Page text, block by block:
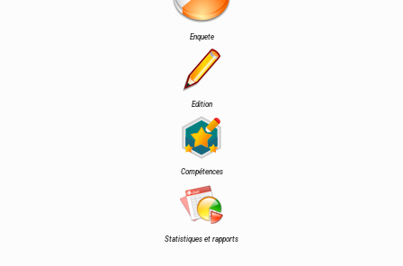
Enquete
Edition
Compétences
Statistiques et rapports